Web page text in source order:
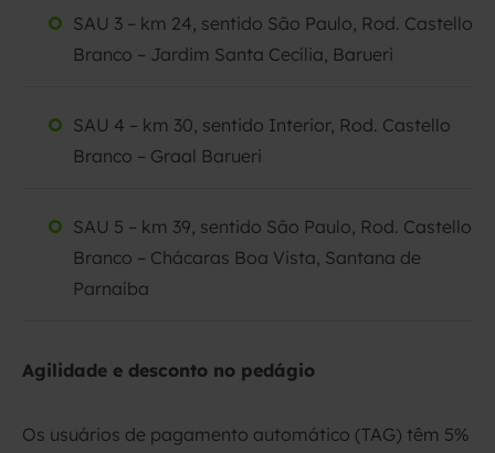
SAU 3 – km 24, sentido São Paulo, Rod. Castello
Branco – Jardim Santa Cecília, Barueri
SAU 4 – km 30, sentido Interior, Rod. Castello
Branco – Graal Barueri
SAU 5 – km 39, sentido São Paulo, Rod. Castello
Branco – Chácaras Boa Vista, Santana de
Parnaíba
Agilidade e desconto no pedágio
Os usuários de pagamento automático (TAG) têm 5%